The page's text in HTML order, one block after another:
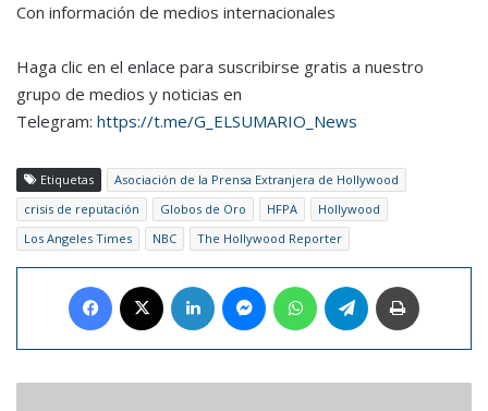
Con información de medios internacionales
Haga clic en el enlace para suscribirse gratis a nuestro
grupo de medios y noticias en
Telegram: https://t.me/G_ELSUMARIO_News
Etiquetas
Asociación de la Prensa Extranjera de Hollywood
crisis de reputación
Globos de Oro HFPA
Hollywood
Los Angeles Times
NBC The Hollywood Reporter
Facebook LinkedIn MessengerWhatsAppTelegram